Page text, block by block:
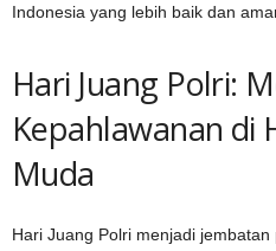
Indonesia yang lebih baik dan
Hari Juang Polri:
Kepahlawanan di
Muda
Hari Juang Polri menjadi